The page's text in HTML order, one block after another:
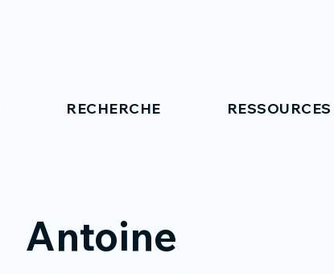
RECHERCHE RESSOURCES
Antoine